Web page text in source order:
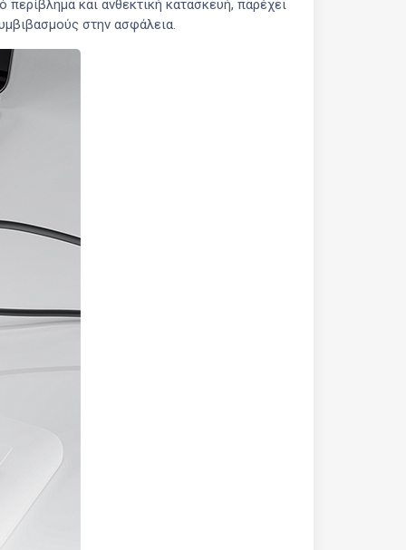
και ανθεκτική κατασκευή, παρέχει
στην ασφάλεια.